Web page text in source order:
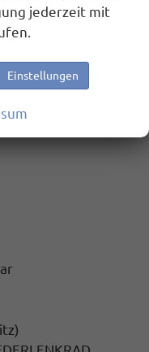
jederzeit mit
Einstellungen